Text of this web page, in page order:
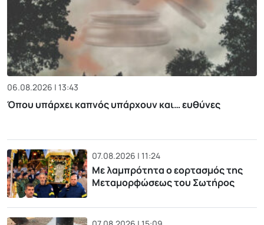
06.08.2026 | 13:43
Όπου υπάρχει καπνός υπάρχουν και… ευθύνες
07.08.2026 | 11:24
Με λαμπρότητα ο εορτασμός της
Μεταμορφώσεως του Σωτήρος